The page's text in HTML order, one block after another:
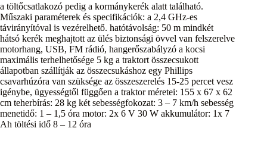
a töltőcsatlakozó pedig a kormánykerék alatt található.
Műszaki paraméterek és specifikációk: a 2,4 GHz-es
távirányítóval is vezérelhető. hatótávolság: 50 m mindkét
hátsó kerék meghajtott az ülés biztonsági övvel van felszerelve
motorhang, USB, FM rádió, hangerőszabályzó a kocsi
maximális terhelhetősége 5 kg a traktort összecsukott
állapotban szállítják az összecsukáshoz egy Phillips
csavarhúzóra van szüksége az összeszerelés 15-25 percet vesz
igénybe, ügyességtől függően a traktor méretei: 155 x 67 x 62
cm teherbírás: 28 kg két sebességfokozat: 3 – 7 km/h sebesség
menetidő: 1 – 1,5 óra motor: 2x 6 V 30 W akkumulátor: 1x 7
Ah töltési idő 8 – 12 óra